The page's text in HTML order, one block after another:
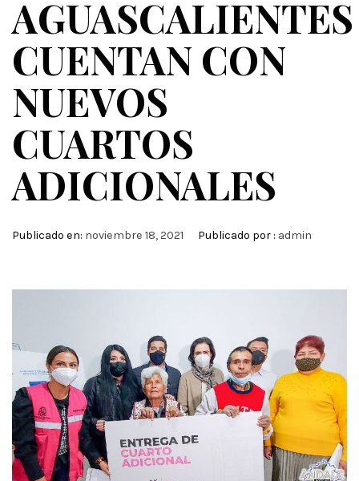
AGUASCALIENTES
CUENTAN CON
NUEVOS
CUARTOS
ADICIONALES
Publicado en: noviembre 18, 2021 Publicado por : admin